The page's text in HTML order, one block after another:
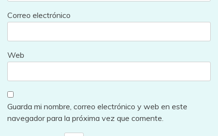
Correo electrónico
Web
Guarda mi nombre, correo electrónico y web en este
navegador para la próxima vez que comente.